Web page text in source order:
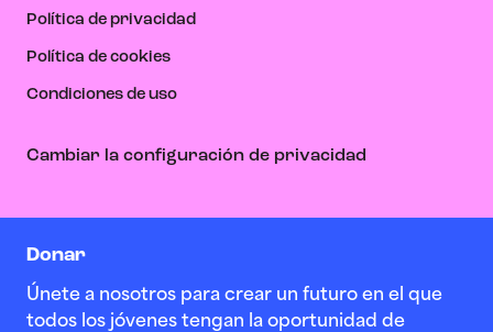
Donar
Únete a nosotros para crear un futuro en el que
todos los jóvenes tengan la oportunidad de
Política de privacidad
Política de cookies
Condiciones de uso
Cambiar la configuración de privacidad